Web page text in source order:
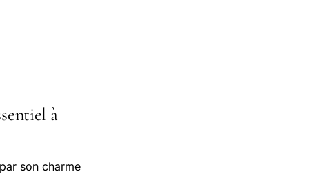
à
son charme